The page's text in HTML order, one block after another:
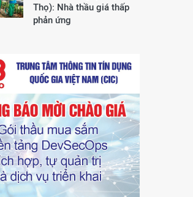
Thọ): Nhà thầu giá thấp
phản ứng